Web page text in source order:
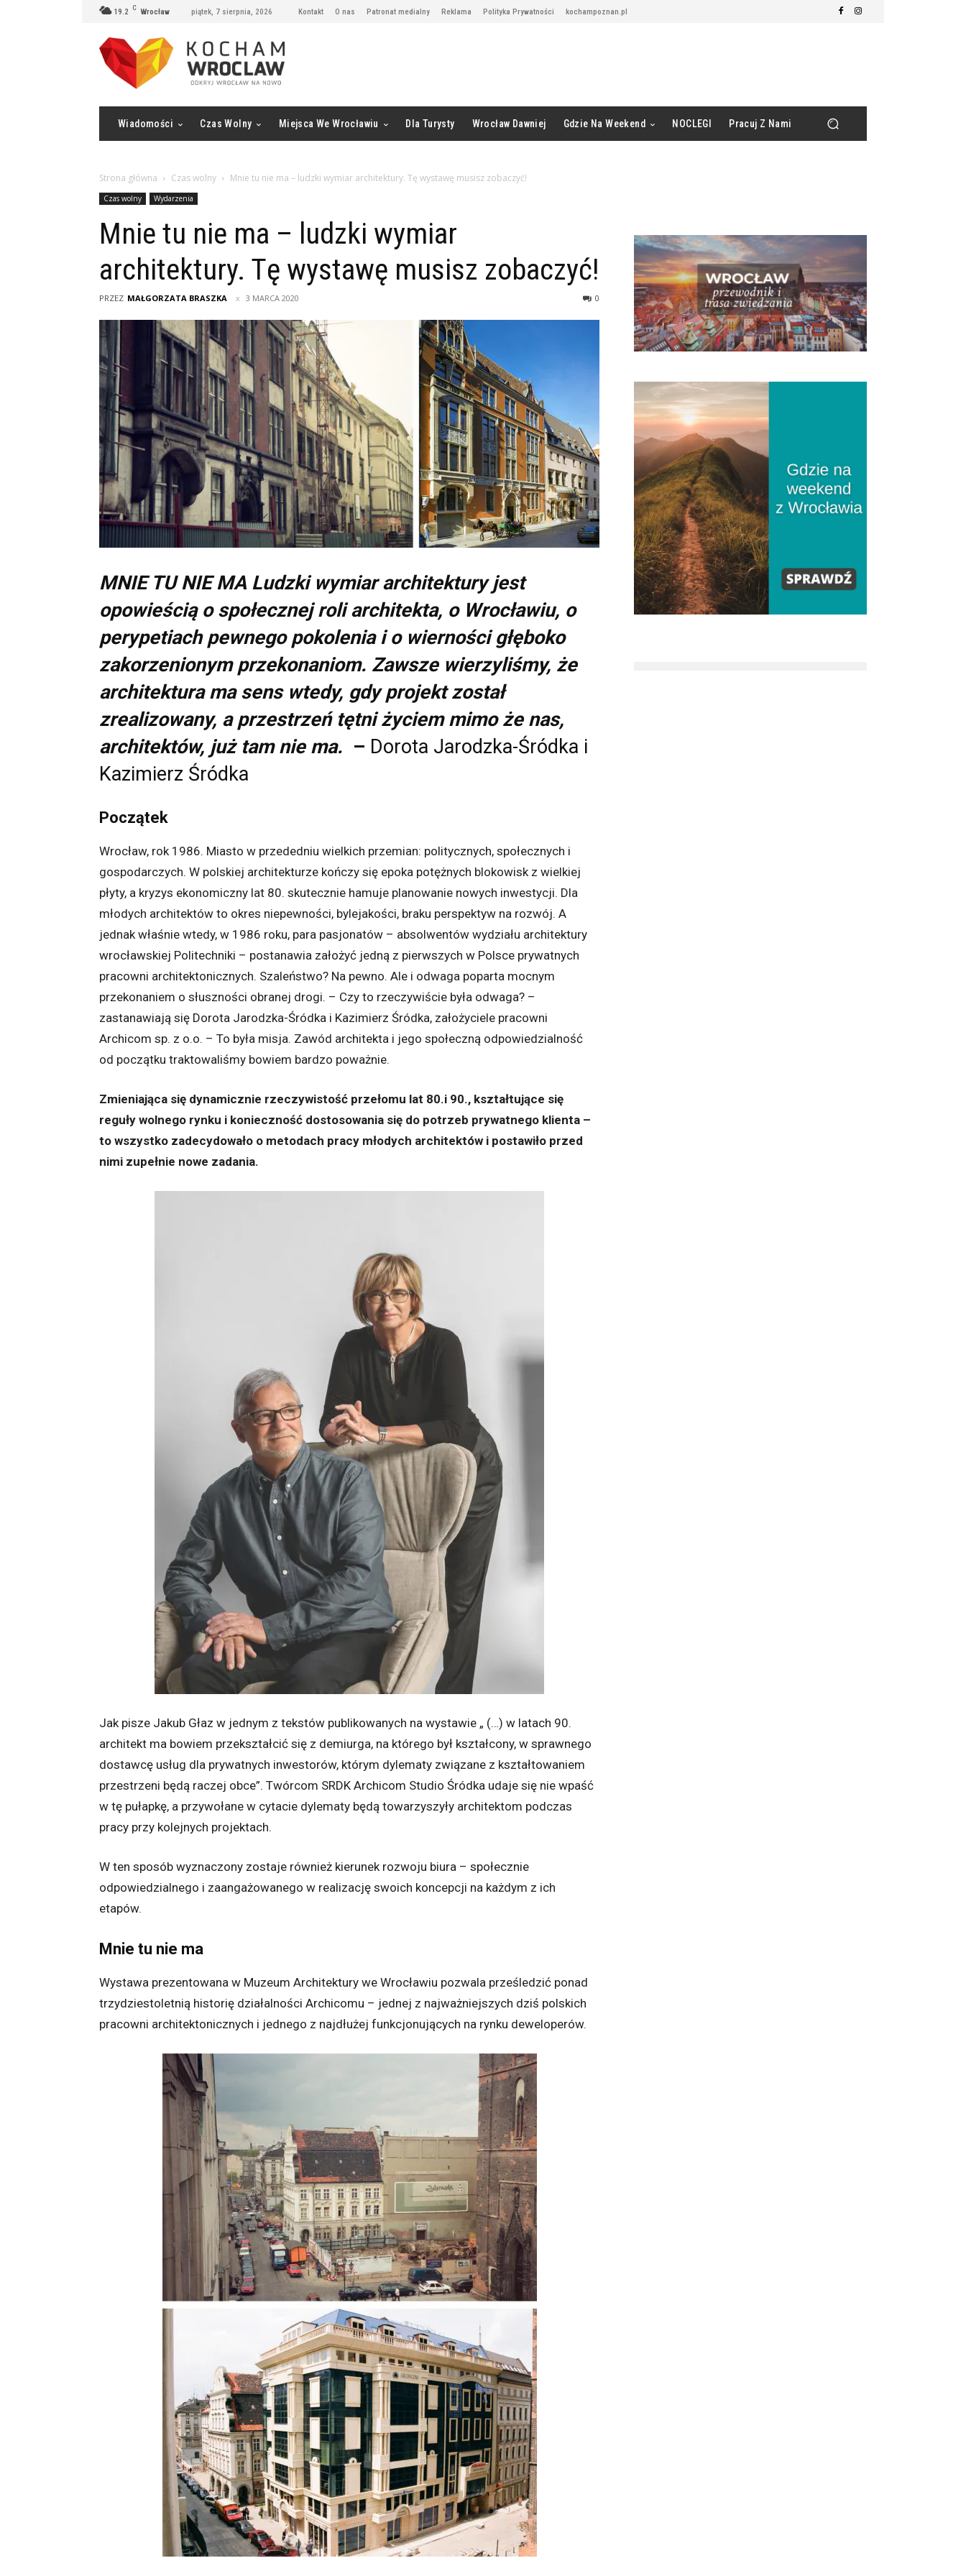
19.2 C Wrocław piątek, 7 sierpnia, 2026 Kontakt O nas Patronat medialny Reklama Polityka Prywatności kochampoznan.pl
Wiadomości Czas Wolny Miejsca We Wrocławiu Dla Turysty Wrocław Dawniej Gdzie Na Weekend NOCLEGI Pracuj Z Nami
Strona główna Czas wolny Mnie tu nie ma – ludzki wymiar architektury. Tę wystawę musisz zobaczyć!
Czas wolny Wydarzenia
Mnie tu nie ma – ludzki wymiar
architektury. Tę wystawę musisz zobaczyć!
PRZEZ MAŁGORZATA BRASZKA 3 MARCA 2020 0
MNIE TU NIE MA Ludzki wymiar architektury jest
opowieścią o społecznej roli architekta, o Wrocławiu, o
perypetiach pewnego pokolenia i o wierności głęboko
zakorzenionym przekonaniom. Zawsze wierzyliśmy, że
architektura ma sens wtedy, gdy projekt został
zrealizowany, a przestrzeń tętni życiem mimo że nas,
architektów, już tam nie ma. – Dorota Jarodzka-Śródka i
Kazimierz Śródka
Początek
Wrocław, rok 1986. Miasto w przededniu wielkich przemian: politycznych, społecznych i
gospodarczych. W polskiej architekturze kończy się epoka potężnych blokowisk z wielkiej
płyty, a kryzys ekonomiczny lat 80. skutecznie hamuje planowanie nowych inwestycji. Dla
młodych architektów to okres niepewności, bylejakości, braku perspektyw na rozwój. A
jednak właśnie wtedy, w 1986 roku, para pasjonatów – absolwentów wydziału architektury
wrocławskiej Politechniki – postanawia założyć jedną z pierwszych w Polsce prywatnych
pracowni architektonicznych. Szaleństwo? Na pewno. Ale i odwaga poparta mocnym
przekonaniem o słuszności obranej drogi. – Czy to rzeczywiście była odwaga? –
zastanawiają się Dorota Jarodzka-Śródka i Kazimierz Śródka, założyciele pracowni
Archicom sp. z o.o. – To była misja. Zawód architekta i jego społeczną odpowiedzialność
od początku traktowaliśmy bowiem bardzo poważnie.
Zmieniająca się dynamicznie rzeczywistość przełomu lat 80.i 90., kształtujące się
reguły wolnego rynku i konieczność dostosowania się do potrzeb prywatnego klienta –
to wszystko zadecydowało o metodach pracy młodych architektów i postawiło przed
nimi zupełnie nowe zadania.
Jak pisze Jakub Głaz w jednym z tekstów publikowanych na wystawie „ (…) w latach 90.
architekt ma bowiem przekształcić się z demiurga, na którego był kształcony, w sprawnego
dostawcę usług dla prywatnych inwestorów, którym dylematy związane z kształtowaniem
przestrzeni będą raczej obce”. Twórcom SRDK Archicom Studio Śródka udaje się nie wpaść
w tę pułapkę, a przywołane w cytacie dylematy będą towarzyszyły architektom podczas
pracy przy kolejnych projektach.
W ten sposób wyznaczony zostaje również kierunek rozwoju biura – społecznie
odpowiedzialnego i zaangażowanego w realizację swoich koncepcji na każdym z ich
etapów.
Mnie tu nie ma
Wystawa prezentowana w Muzeum Architektury we Wrocławiu pozwala prześledzić ponad
trzydziestoletnią historię działalności Archicomu – jednej z najważniejszych dziś polskich
pracowni architektonicznych i jednego z najdłużej funkcjonujących na rynku deweloperów.